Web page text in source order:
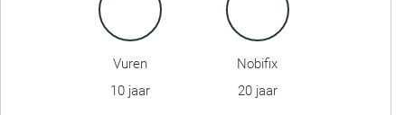
Vuren
10 jaar
Nobifix
20 jaar